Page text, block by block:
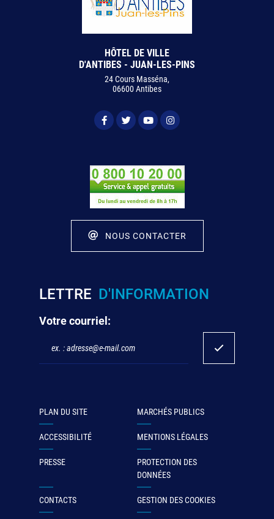
HÔTEL DE VILLE
D'ANTIBES - JUAN-LES-PINS
24 Cours Masséna,
06600 Antibes
NOUS CONTACTER
LETTRE D'INFORMATION
Votre courriel:
PLAN DU SITE MARCHÉS PUBLICS
ACCESSIBILITÉ MENTIONS LÉGALES
PRESSE
PROTECTION DES
DONNÉES
CONTACTS GESTION DES COOKIES